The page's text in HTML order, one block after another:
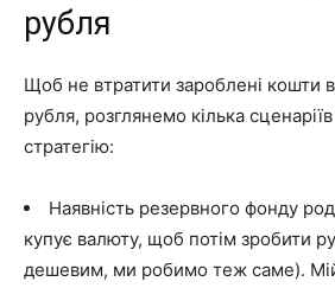
рубля
Щоб не втратити зароблені кошти
рубля, розглянемо кілька
стратегію:
Наявність резервного фонду
купує валюту, щоб потім зробити
дешевим, ми робимо теж саме).